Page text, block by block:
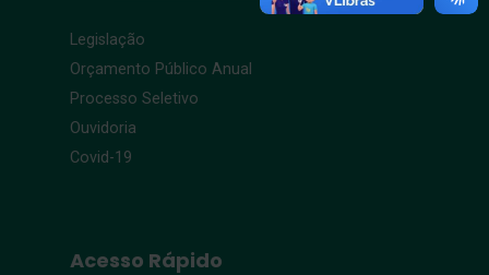
Legislação
Orçamento Público Anual
Processo Seletivo
Ouvidoria
Covid-19
Acesso Rápido